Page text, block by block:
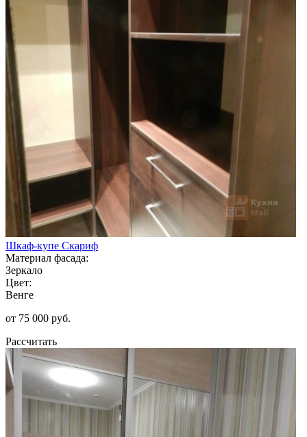
Шкаф-купе Скариф
Материал фасада:
Зеркало
Цвет:
Венге
от 75 000 руб.
Рассчитать